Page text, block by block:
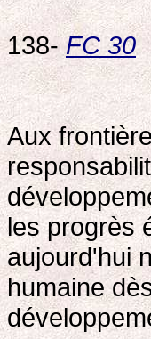
138-FC 30
Aux
les progrès
aujourd'hui
humaine